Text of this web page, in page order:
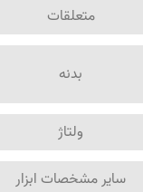
متعلقات
بدنه
ولتاژ
سایر مشخصات ابزار